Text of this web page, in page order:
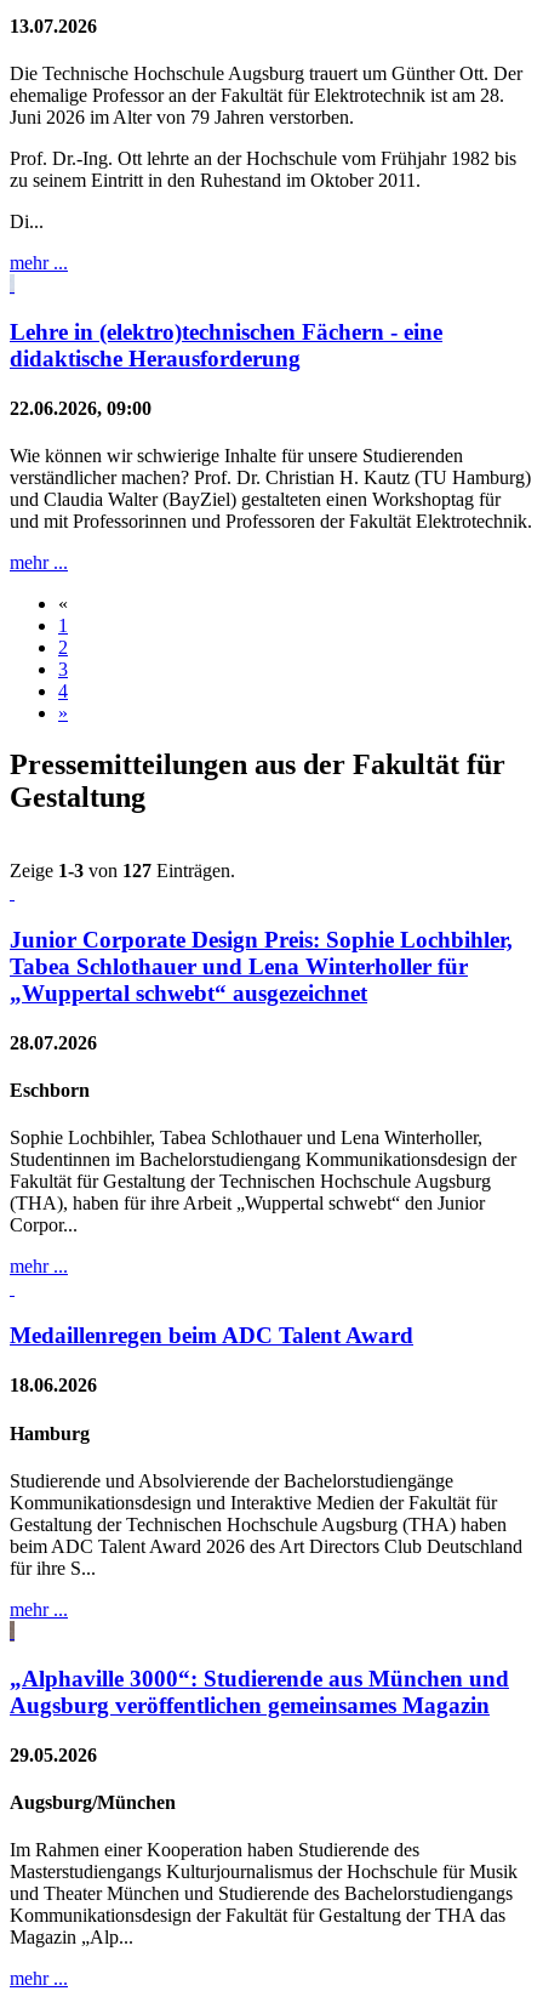
13.07.2026
Die Technische Hochschule Augsburg trauert um Günther Ott. Der
ehemalige Professor an der Fakultät für Elektrotechnik ist am 28.
Juni 2026 im Alter von 79 Jahren verstorben.
Prof. Dr.-Ing. Ott lehrte an der Hochschule vom Frühjahr 1982 bis
zu seinem Eintritt in den Ruhestand im Oktober 2011.
Di...
mehr ...
Lehre in (elektro)technischen Fächern - eine
didaktische Herausforderung
22.06.2026, 09:00
Wie können wir schwierige Inhalte für unsere Studierenden
verständlicher machen? Prof. Dr. Christian H. Kautz (TU Hamburg)
und Claudia Walter (BayZiel) gestalteten einen Workshoptag für
und mit Professorinnen und Professoren der Fakultät Elektrotechnik.
mehr ...
«
1
2
3
4
»
Pressemitteilungen aus der Fakultät für
Gestaltung
Zeige 1-3 von 127 Einträgen.
Junior Corporate Design Preis: Sophie Lochbihler,
Tabea Schlothauer und Lena Winterholler für
„Wuppertal schwebt“ ausgezeichnet
28.07.2026
Eschborn
Sophie Lochbihler, Tabea Schlothauer und Lena Winterholler,
Studentinnen im Bachelorstudiengang Kommunikationsdesign der
Fakultät für Gestaltung der Technischen Hochschule Augsburg
(THA), haben für ihre Arbeit „Wuppertal schwebt“ den Junior
Corpor...
mehr ...
Medaillenregen beim ADC Talent Award
18.06.2026
Hamburg
Studierende und Absolvierende der Bachelorstudiengänge
Kommunikationsdesign und Interaktive Medien der Fakultät für
Gestaltung der Technischen Hochschule Augsburg (THA) haben
beim ADC Talent Award 2026 des Art Directors Club Deutschland
für ihre S...
mehr ...
„Alphaville 3000“: Studierende aus München und
Augsburg veröffentlichen gemeinsames Magazin
29.05.2026
Augsburg/München
Im Rahmen einer Kooperation haben Studierende des
Masterstudiengangs Kulturjournalismus der Hochschule für Musik
und Theater München und Studierende des Bachelorstudiengangs
Kommunikationsdesign der Fakultät für Gestaltung der THA das
Magazin „Alp...
mehr ...